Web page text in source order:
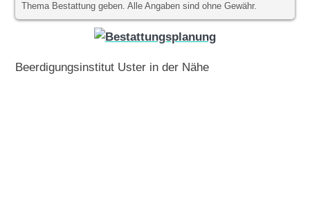
Thema Bestattung geben. Alle Angaben sind ohne Gewähr.
Beerdigungsinstitut Uster in der Nähe